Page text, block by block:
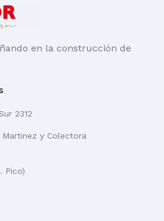
en la construcción de
2312
y Colectora
Pico)